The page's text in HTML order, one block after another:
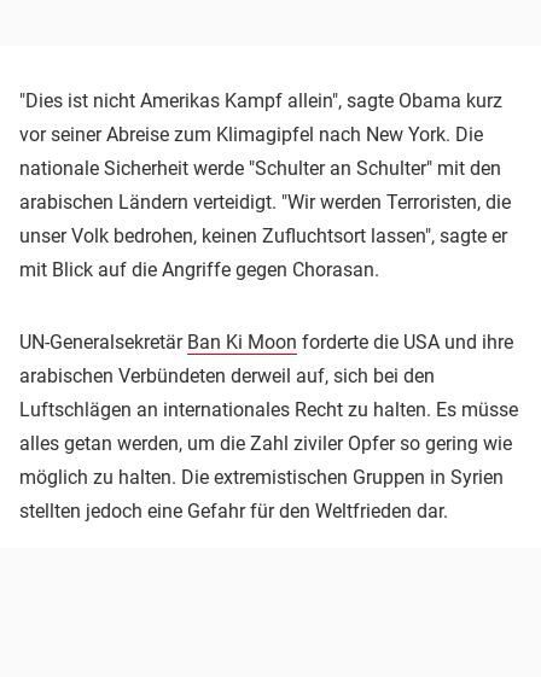
"Dies ist nicht Amerikas Kampf allein", sagte Obama kurz
vor seiner Abreise zum Klimagipfel nach New York. Die
nationale Sicherheit werde "Schulter an Schulter" mit den
arabischen Ländern verteidigt. "Wir werden Terroristen, die
unser Volk bedrohen, keinen Zufluchtsort lassen", sagte er
mit Blick auf die Angriffe gegen Chorasan.
UN-Generalsekretär Ban Ki Moon forderte die USA und ihre
arabischen Verbündeten derweil auf, sich bei den
Luftschlägen an internationales Recht zu halten. Es müsse
alles getan werden, um die Zahl ziviler Opfer so gering wie
möglich zu halten. Die extremistischen Gruppen in Syrien
stellten jedoch eine Gefahr für den Weltfrieden dar.